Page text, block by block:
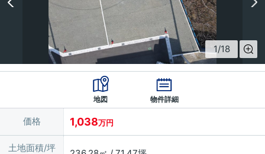
1/18
地図 物件詳細
価格 1,038万円
土地面積/坪